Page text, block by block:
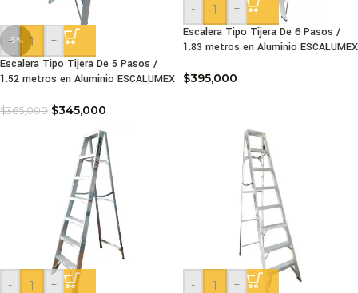
-5%
-
+
Escalera Tipo Tijera De 5 Pasos /
1.52 metros en Aluminio ESCALUMEX
$365,000 $345,000
-
+
Escalera Tipo Tijera De 6 Pasos /
1.83 metros en Aluminio ESCALUMEX
$395,000
-
+
-
+